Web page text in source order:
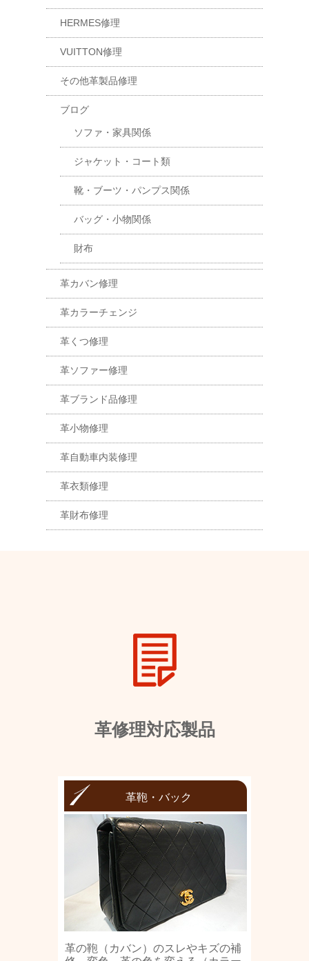
HERMES修理
VUITTON修理
その他革製品修理
ブログ
ソファ・家具関係
ジャケット・コート類
靴・ブーツ・パンプス関係
バッグ・小物関係
財布
革カバン修理
革カラーチェンジ
革くつ修理
革ソファー修理
革ブランド品修理
革小物修理
革自動車内装修理
革衣類修理
革財布修理
革修理対応製品
革鞄・バック
革の鞄（カバン）のスレやキズの補